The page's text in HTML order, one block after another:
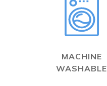
MACHINE
WASHABLE